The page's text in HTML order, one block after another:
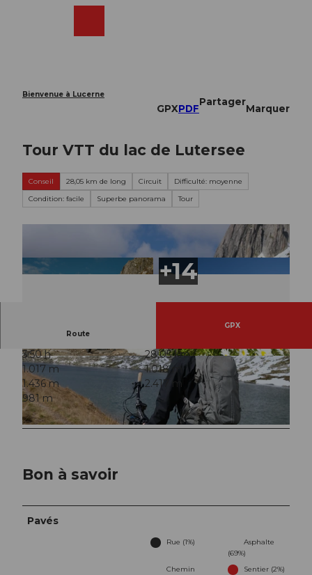
Bienvenue à Lucerne
GPXPDF
Partager
Marquer
Tour VTT du lac de Lutersee
Conseil 28,05 km de long Circuit
Difficulté: moyenne
Condition: facile
Superbe panorama Tour
© Bikegenoss Zentralschweiz, Bikegenoss Zentralschweiz |CC-BY
© ARE, Verein Urner Wanderwege |CC-BY
Route
GPX
3:50 h
28,05 km
1.017 m
1.018 m
1.436 m
2.417 m
981 m
Bon à savoir
Pavés
Rue (1%)
Asphalte
(69%)
Chemin
Sentier (2%)